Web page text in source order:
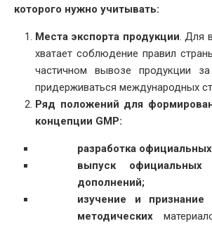
которого нужно учитывать:
Места экспорта продукции. Для
хватает соблюдение правил
частичном вывозе продукции
придерживаться международных
Ряд положений для
концепции GMP:
разработка
выпуск
дополнений;
изучение и
методических